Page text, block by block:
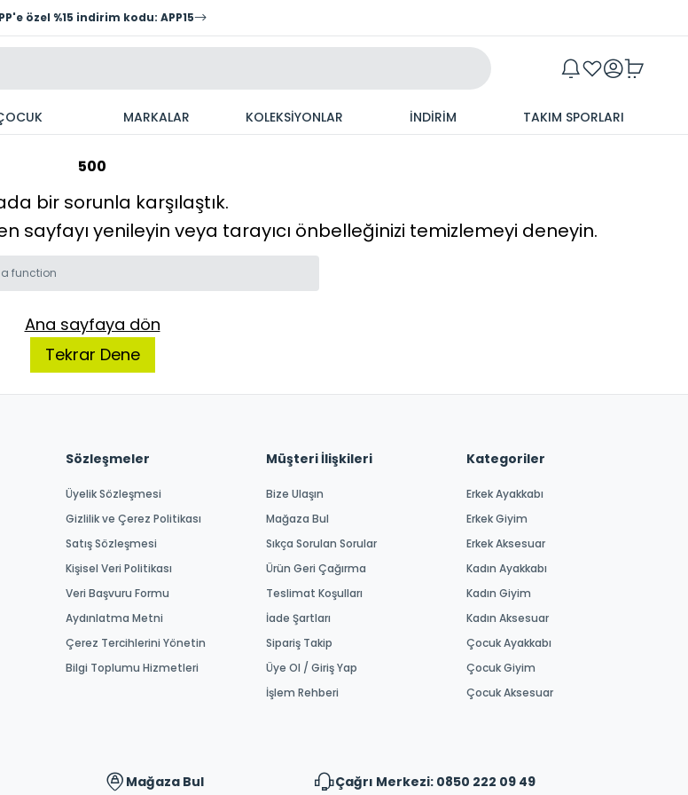
özel %15 indirim kodu: APP15
MARKALAR KOLEKSİYONLAR İNDİRİM TAKIM SPORLARI
500
bir sorunla karşılaştık.
sayfayı yenileyin veya tarayıcı önbelleğinizi temizlemeyi deneyin.
function
Ana sayfaya dön
Tekrar Dene
Sözleşmeler
Üyelik Sözleşmesi
Gizlilik ve Çerez Politikası
Satış Sözleşmesi
Kişisel Veri Politikası
Veri Başvuru Formu
Aydınlatma Metni
Çerez Tercihlerini Yönetin
Bilgi Toplumu Hizmetleri
Müşteri İlişkileri
Bize Ulaşın
Mağaza Bul
Sıkça Sorulan Sorular
Ürün Geri Çağırma
Teslimat Koşulları
İade Şartları
Sipariş Takip
Üye Ol / Giriş Yap
İşlem Rehberi
Kategoriler
Erkek Ayakkabı
Erkek Giyim
Erkek Aksesuar
Kadın Ayakkabı
Kadın Giyim
Kadın Aksesuar
Çocuk Ayakkabı
Çocuk Giyim
Çocuk Aksesuar
Mağaza Bul Çağrı Merkezi: 0850 222 09 49